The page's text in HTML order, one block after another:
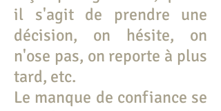
il s'agit de prendre une
décision, on hésite, on
n'ose pas, on reporte à plus
tard, etc.
Le manque de confiance se